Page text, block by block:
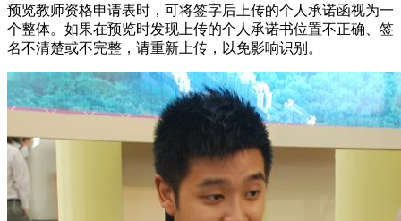
预览教师资格申请表时，可将签字后上传的个人承诺函视为一
个整体。如果在预览时发现上传的个人承诺书位置不正确、签
名不清楚或不完整，请重新上传，以免影响识别。